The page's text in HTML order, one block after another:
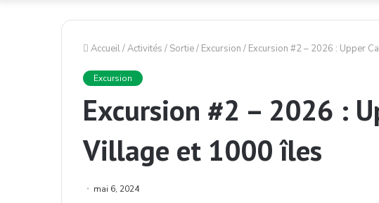
Accueil/Activités / Sortie/ Excursion / Excursion #2 – 2026 : Upper
Excursion
Excursion #2 – 2026 :
Village et 1000 îles
mai 6, 2024